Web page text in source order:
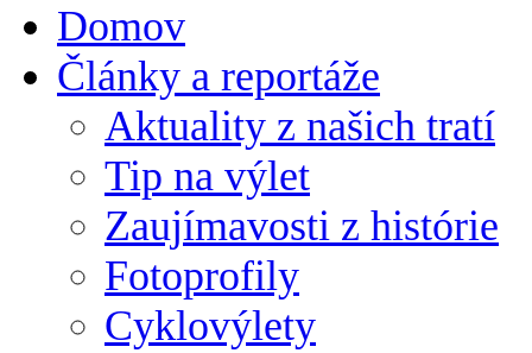
Domov
Články a reportáže
Aktuality z našich tratí
Tip na výlet
Zaujímavosti z histórie
Fotoprofily
Cyklovýlety